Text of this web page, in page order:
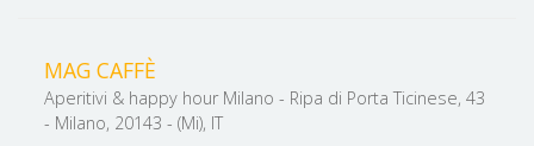
MAG CAFFÈ
Aperitivi & happy hour Milano - Ripa di Porta Ticinese, 43
- Milano, 20143 - (Mi), IT